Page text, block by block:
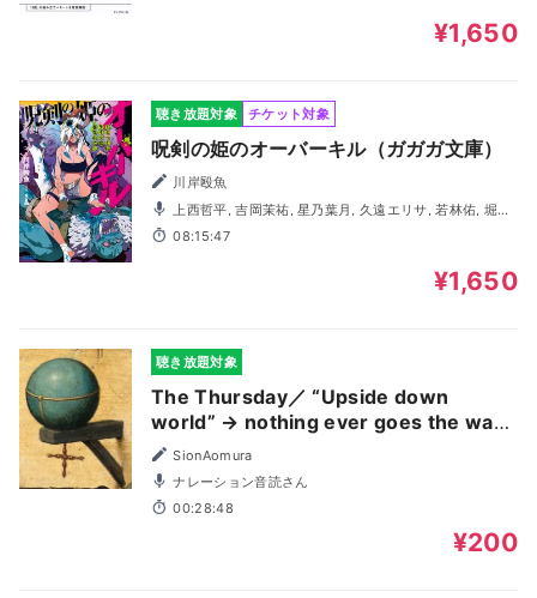
¥1,650
聴き放題対象 チケット対象
呪剣の姫のオーバーキル（ガガガ文庫）
川岸殴魚
士郎, 竹尾一真, 藤井彩音, 百瀬絵理
08:15:47
¥1,650
聴き放題対象
The Thursday／ “Upside down
world” → nothing ever goes the way
you want ＊From a saying in the
Netherland
SionAomura
ナレーション音読さん
00:28:48
¥200